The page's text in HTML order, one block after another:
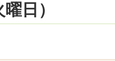
日）